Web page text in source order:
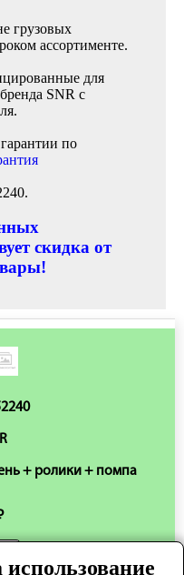
грузовых
ассортименте.
для
SNR с
по
скидка от
+ ролики + помпа
использование